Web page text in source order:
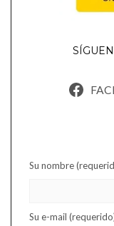
Su nombre
Su e-mail